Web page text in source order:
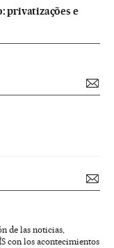
privatizações e
de las noticias,
con los acontecimientos